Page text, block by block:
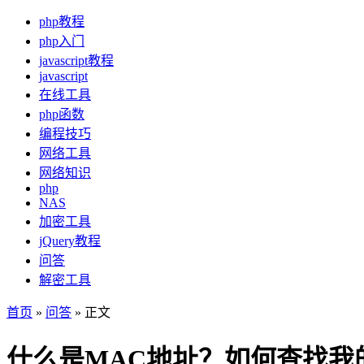
php教程
php入门
javascript教程
javascript
在线工具
php函数
编程技巧
网络工具
网络知识
php
NAS
加密工具
jQuery教程
问答
解密工具
首页 » 问答 » 正文